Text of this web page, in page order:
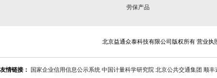
劳保产品
北京益通众泰科技有限公司版权所有 营业执
友情链接： 国家企业信用信息公示系统 中国计量科学研究院 北京公共交通集团 顺丰